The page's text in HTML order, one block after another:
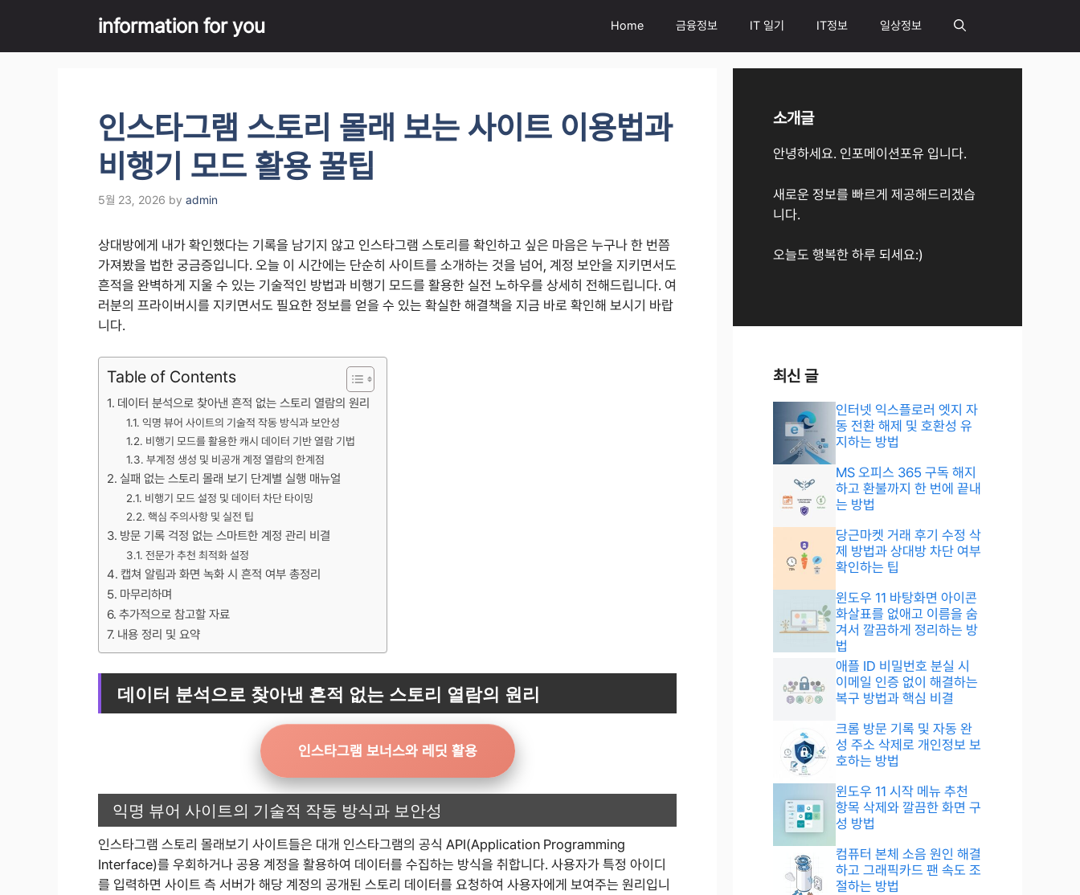
content
information for you Home 금융정보 IT 일기 IT정보 일상정보
인스타그램 스토리 몰래 보는 사이트 이용법과
비행기 모드 활용 꿀팁
5월 23, 2026 by admin
상대방에게 내가 확인했다는 기록을 남기지 않고 인스타그램 스토리를 확인하고 싶은 마음은 누구나 한 번쯤
가져봤을 법한 궁금증입니다. 오늘 이 시간에는 단순히 사이트를 소개하는 것을 넘어, 계정 보안을 지키면서도
흔적을 완벽하게 지울 수 있는 기술적인 방법과 비행기 모드를 활용한 실전 노하우를 상세히 전해드립니다. 여
러분의 프라이버시를 지키면서도 필요한 정보를 얻을 수 있는 확실한 해결책을 지금 바로 확인해 보시기 바랍
니다.
Table of Contents
데이터 분석으로 찾아낸 흔적 없는 스토리 열람의 원리
익명 뷰어 사이트의 기술적 작동 방식과 보안성
비행기 모드를 활용한 캐시 데이터 기반 열람 기법
부계정 생성 및 비공개 계정 열람의 한계점
실패 없는 스토리 몰래 보기 단계별 실행 매뉴얼
비행기 모드 설정 및 데이터 차단 타이밍
핵심 주의사항 및 실전 팁
방문 기록 걱정 없는 스마트한 계정 관리 비결
전문가 추천 최적화 설정
캡쳐 알림과 화면 녹화 시 흔적 여부 총정리
마무리하며
추가적으로 참고할 자료
내용 정리 및 요약
데이터 분석으로 찾아낸 흔적 없는 스토리 열람의 원리
인스타그램 보너스와 레딧 활용
익명 뷰어 사이트의 기술적 작동 방식과 보안성
인스타그램 스토리 몰래보기 사이트들은 대개 인스타그램의 공식 API(Application Programming
Interface)를 우회하거나 공용 계정을 활용하여 데이터를 수집하는 방식을 취합니다. 사용자가 특정 아이디
를 입력하면 사이트 측 서버가 해당 계정의 공개된 스토리 데이터를 요청하여 사용자에게 보여주는 원리입니
소개글
안녕하세요. 인포메이션포유 입니다.
새로운 정보를 빠르게 제공해드리겠습
니다.
오늘도 행복한 하루 되세요:)
최신 글
인터넷 익스플로러 엣지 자
동 전환 해제 및 호환성 유
지하는 방법
MS 오피스 365 구독 해지
하고 환불까지 한 번에 끝내
는 방법
당근마켓 거래 후기 수정 삭
제 방법과 상대방 차단 여부
확인하는 팁
윈도우 11 바탕화면 아이콘
화살표를 없애고 이름을 숨
겨서 깔끔하게 정리하는 방
법
애플 ID 비밀번호 분실 시
이메일 인증 없이 해결하는
복구 방법과 핵심 비결
크롬 방문 기록 및 자동 완
성 주소 삭제로 개인정보 보
호하는 방법
윈도우 11 시작 메뉴 추천
항목 삭제와 깔끔한 화면 구
성 방법
컴퓨터 본체 소음 원인 해결
하고 그래픽카드 팬 속도 조
절하는 방법